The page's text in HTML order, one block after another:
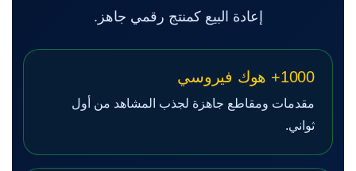
إعادة البيع كمنتج رقمي جاهز.
1000+ هوك فيروسي
مقدمات ومقاطع جاهزة لجذب المشاهد من أول
ثواني.